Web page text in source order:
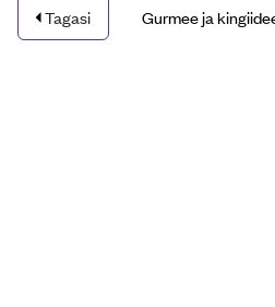
Tagasi Gurmee ja